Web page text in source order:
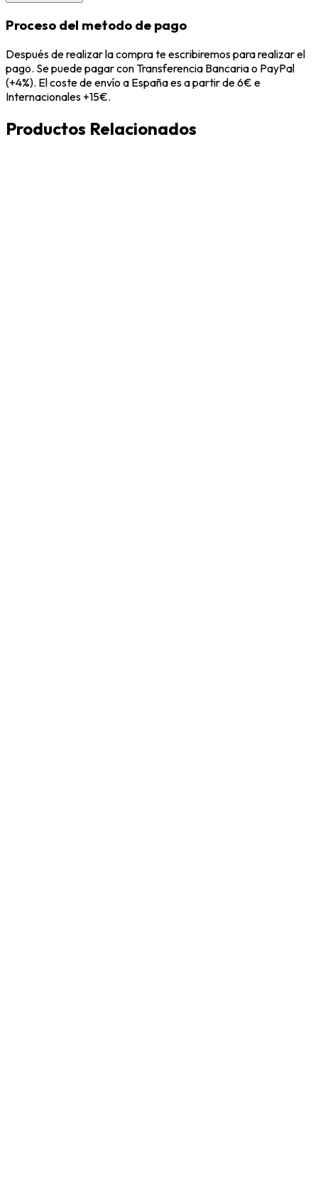
Proceso del metodo de pago
Después de realizar la compra te escribiremos para realizar el
pago. Se puede pagar con Transferencia Bancaria o PayPal
(+4%). El coste de envío a España es a partir de 6€ e
Internacionales +15€.
Productos Relacionados